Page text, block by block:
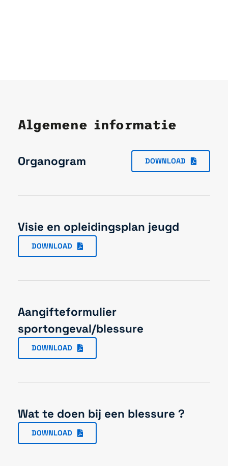
Algemene informatie
Organogram DOWNLOAD
Visie en opleidingsplan jeugd
DOWNLOAD
Aangifteformulier
sportongeval/blessure
DOWNLOAD
Wat te doen bij een blessure ?
DOWNLOAD